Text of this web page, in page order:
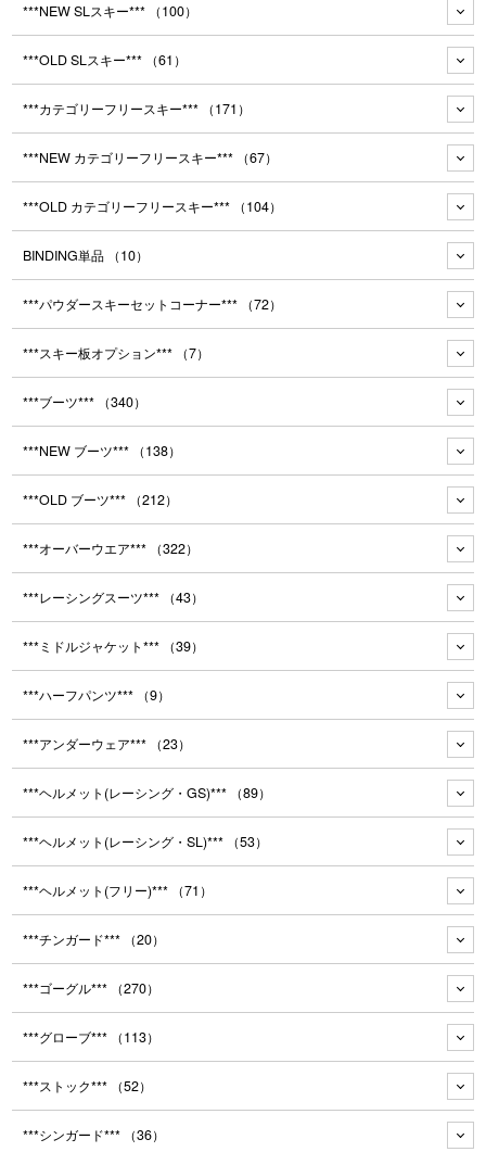
***NEW SLスキー*** （100）
***OLD SLスキー*** （61）
***カテゴリーフリースキー*** （171）
***NEW カテゴリーフリースキー*** （67）
***OLD カテゴリーフリースキー*** （104）
BINDING単品 （10）
***パウダースキーセットコーナー*** （72）
***スキー板オプション*** （7）
***ブーツ*** （340）
***NEW ブーツ*** （138）
***OLD ブーツ*** （212）
***オーバーウエア*** （322）
***レーシングスーツ*** （43）
***ミドルジャケット*** （39）
***ハーフパンツ*** （9）
***アンダーウェア*** （23）
***ヘルメット(レーシング・GS)*** （89）
***ヘルメット(レーシング・SL)*** （53）
***ヘルメット(フリー)*** （71）
***チンガード*** （20）
***ゴーグル*** （270）
***グローブ*** （113）
***ストック*** （52）
***シンガード*** （36）